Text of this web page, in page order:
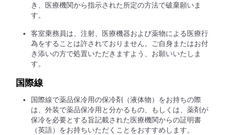
き、医療機関から指示された所定の方法で破棄願いま
す。
客室乗務員は、注射、医療機器および薬物による医療行
為をすることは許されておりません。ご自身またはお付
き添いの方で処置いただきますよう、お願いいたしま
す。
国際線
国際線で薬品保冷用の保冷剤（液体物）をお持ちの際
は、外装で薬品保冷用と分かるもの、もしくは、薬剤が
保冷を必要とする旨記載された医療機関からの証明書
（英語）をお持ちいただくことをおすすめします。